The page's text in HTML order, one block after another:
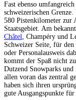
Fast ebenso
schweizerischen Grenze.
580 Pistenkilometer zur
Staatsgebiet. Am
Châtel, Champéry und
Schweizer Seite, für den
oder Personalausweis
kommt der Spaß nicht
Dutzend Snowparks
allen voran das zentral
haben sich ihren
gute Ausgangspunkte